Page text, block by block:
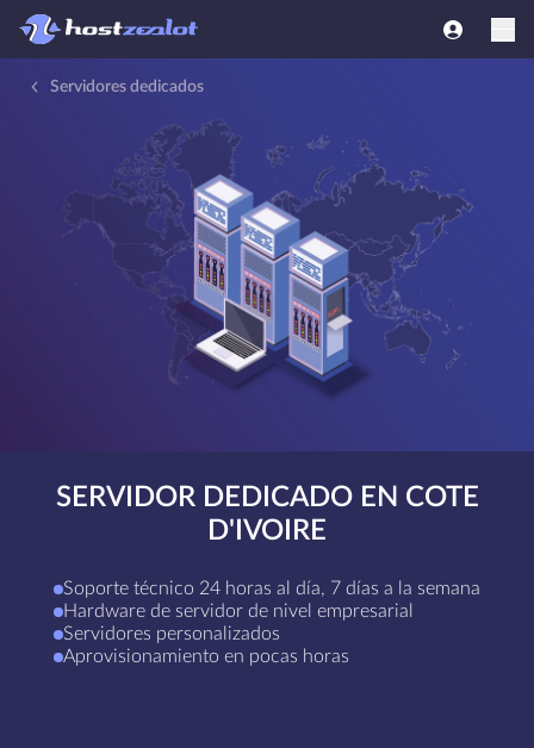
Servidores dedicados
SERVIDOR DEDICADO EN COTE
D'IVOIRE
Soporte técnico 24 horas al día, 7 días a la semana
Hardware de servidor de nivel empresarial
Servidores personalizados
Aprovisionamiento en pocas horas